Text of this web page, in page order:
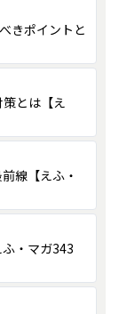
きポイントと
とは【え
線【えふ・
・マガ343